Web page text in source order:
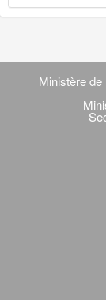
Navigation
transverse
Ministère de